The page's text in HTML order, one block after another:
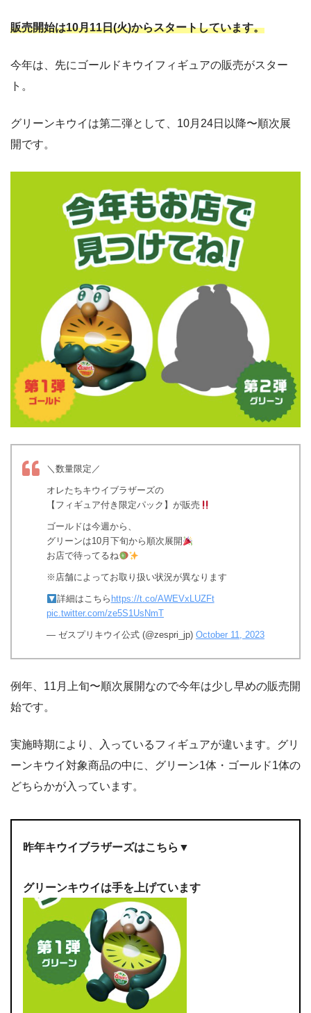
販売開始は10月11日(火)からスタートしています。
今年は、先にゴールドキウイフィギュアの販売がスター
ト。
グリーンキウイは第二弾として、10月24日以降〜順次展
開です。
＼数量限定／
オレたちキウイブラザーズの
【フィギュア付き限定パック】が販売
ゴールドは今週から、
グリーンは10月下旬から順次展開
お店で待ってるね
※店舗によってお取り扱い状況が異なります
詳細はこちら https://t.co/AWEVxLUZFt
pic.twitter.com/ze5S1UsNmT
— ゼスプリキウイ公式 (@zespri_jp) October 11, 2023
例年、11月上旬〜順次展開なので今年は少し早めの販売開
始です。
実施時期により、入っているフィギュアが違います。グリ
ーンキウイ対象商品の中に、グリーン1体・ゴールド1体の
どちらかが入っています。
昨年キウイブラザーズはこちら▼
グリーンキウイは手を上げています